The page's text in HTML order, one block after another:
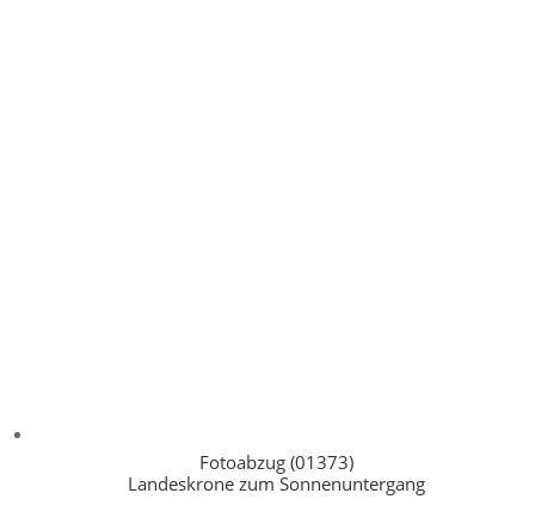
Fotoabzug (01373)
Landeskrone zum Sonnenuntergang